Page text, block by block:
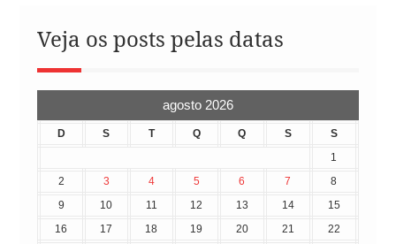
Veja os posts pelas datas
agosto 2026
D S T Q Q S
S
1
2
3 4 5 6 7
8
9
10 11 12 13 14
15
16
17 18 19 20 21
22